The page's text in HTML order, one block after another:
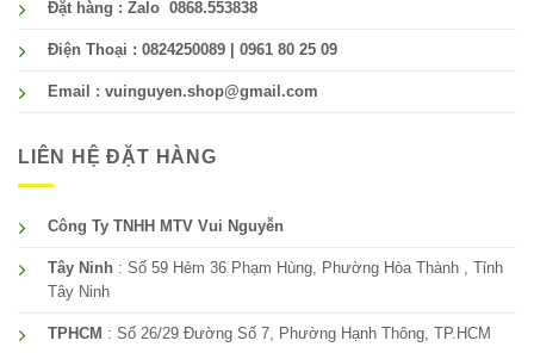
Đặt hàng : Zalo 0868.553838
Điện Thoại : 0824250089 | 0961 80 25 09
Email : vuinguyen.shop@gmail.com
LIÊN HỆ ĐẶT HÀNG
Công Ty TNHH MTV Vui Nguyễn
Tây Ninh : Số 59 Hẻm 36 Phạm Hùng, Phường Hòa Thành , Tỉnh
Tây Ninh
TPHCM : Số 26/29 Đường Số 7, Phường Hạnh Thông, TP.HCM